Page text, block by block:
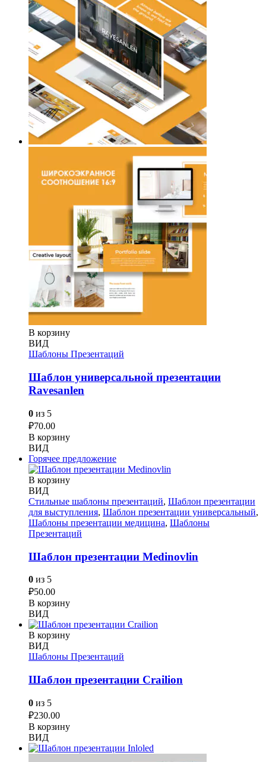
В корзину
ВИД
Шаблоны Презентаций
Шаблон универсальной презентации
Ravesanlen
0 из 5
₽70.00
В корзину
ВИД
Горячее предложение
В корзину
ВИД
Стильные шаблоны презентаций, Шаблон презентации
для выступления, Шаблон презентации универсальный,
Шаблоны презентации медицина, Шаблоны
Презентаций
Шаблон презентации Medinovlin
0 из 5
₽50.00
В корзину
ВИД
В корзину
ВИД
Шаблоны Презентаций
Шаблон презентации Crailion
0 из 5
₽230.00
В корзину
ВИД